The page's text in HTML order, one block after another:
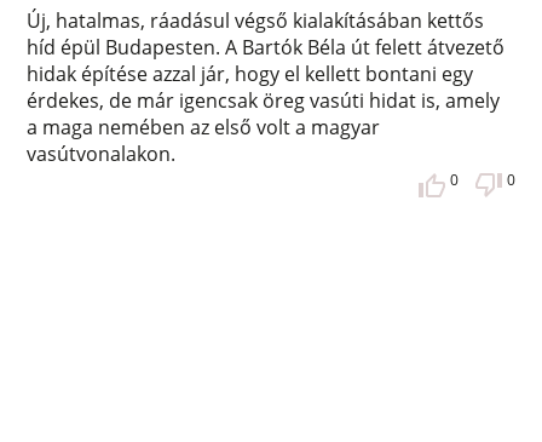
Új, hatalmas, ráadásul végső kialakításában kettős
híd épül Budapesten. A Bartók Béla út felett átvezető
hidak építése azzal jár, hogy el kellett bontani egy
érdekes, de már igencsak öreg vasúti hidat is, amely
a maga nemében az első volt a magyar
vasútvonalakon.
0 0